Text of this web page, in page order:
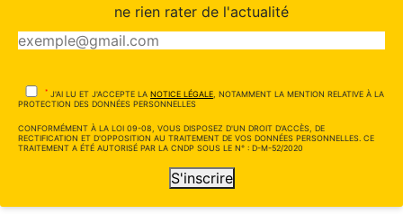
ne rien rater de l'actualité
* J'AI LU ET J'ACCEPTE LA NOTICE LÉGALE , NOTAMMENT LA MENTION RELATIVE À LA
PROTECTION DES DONNÉES PERSONNELLES
CONFORMÉMENT À LA LOI 09-08, VOUS DISPOSEZ D'UN DROIT D'ACCÈS, DE
RECTIFICATION ET D'OPPOSITION AU TRAITEMENT DE VOS DONNÉES PERSONNELLES. CE
TRAITEMENT A ÉTÉ AUTORISÉ PAR LA CNDP SOUS LE N° : D-M-52/2020
S'inscrire